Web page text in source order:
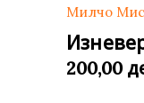
Милчо
200,00